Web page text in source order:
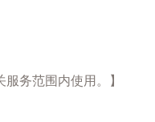
务范围内使用。】